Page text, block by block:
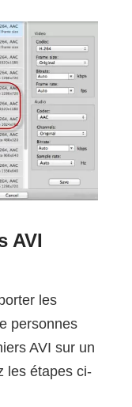
AVI
les
personnes
AVI sur un
les étapes ci-